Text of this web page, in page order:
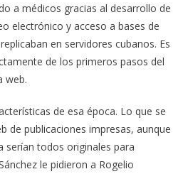
a médicos gracias al desarrollo de
electrónico y acceso a bases de
en servidores cubanos. Es
de los primeros pasos del
web.
de esa época. Lo que se
de publicaciones impresas, aunque
serían todos originales para
le pidieron a Rogelio